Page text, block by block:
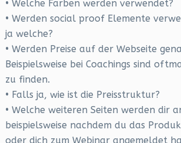
• Welche Farben werden verwendet?
• Werden social proof Elemente
ja welche?
• Werden Preise auf der Webseite
Beispielsweise bei Coachings sind
zu finden.
• Falls ja, wie ist die Preisstruktur?
• Welche weiteren Seiten werden dir
beispielsweise nachdem du das
oder dich zum Webinar angemeldet